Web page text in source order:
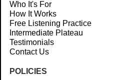
Who It's For
How It Works
Free Listening Practice
Intermediate Plateau
Testimonials
Contact Us
POLICIES